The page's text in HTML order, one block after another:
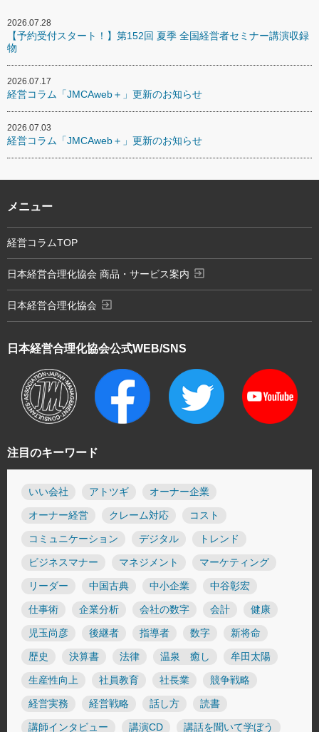
2026.07.28
【予約受付スタート！】第152回 夏季 全国経営者セミナー講演収録
物
2026.07.17
経営コラム「JMCAweb＋」更新のお知らせ
2026.07.03
経営コラム「JMCAweb＋」更新のお知らせ
注目のキーワード
いい会社 アトツギ オーナー企業
オーナー経営 クレーム対応 コスト
コミュニケーション デジタル トレンド
ビジネスマナー マネジメント マーケティング
リーダー 中国古典 中小企業 中谷彰宏
仕事術 企業分析 会社の数字 会計 健康
児玉尚彦 後継者 指導者 数字 新将命
歴史 決算書 法律 温泉 癒し 牟田太陽
生産性向上 社員教育 社長業 競争戦略
経営実務 経営戦略 話し方 読書
講師インタビュー 講演CD 講話を聞いて学ぼう
日本経営合理化協会公式WEB/SNS
メニュー
経営コラムTOP
日本経営合理化協会 商品・サービス案内 exit_to_app
日本経営合理化協会 exit_to_app